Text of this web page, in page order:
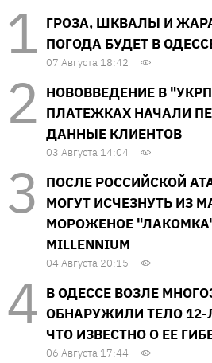
ГРОЗА, ШКВАЛЫ И
ПОГОДА БУДЕТ В
07 Августа 18:42
НОВОВВЕДЕНИЕ В
ПЛАТЕЖКАХ НАЧАЛИ
ДАННЫЕ КЛИЕНТОВ
03 Августа 14:04
ПОСЛЕ РОССИЙСКОЙ
МОГУТ ИСЧЕЗНУТЬ ИЗ
МОРОЖЕНОЕ
MILLENNIUM
04 Августа 20:15
В ОДЕССЕ ВОЗЛЕ
ОБНАРУЖИЛИ ТЕЛО 12-
ЧТО ИЗВЕСТНО О ЕЕ
06 Августа 17:44